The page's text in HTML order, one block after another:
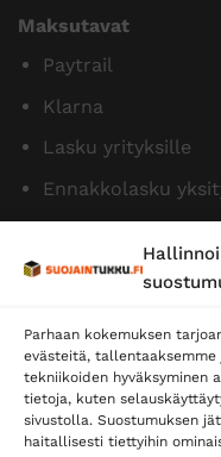
Parhaan kokemuksen
evästeitä,
tekniikoiden hyväksyminen
tietoja, kuten
sivustolla. Suostumuksen
haitallisesti tiettyihin
Maksutavat
Paytrail
Klarna
Lasku yrityksille
Ennakkolasku
Toimitustavat
Posti